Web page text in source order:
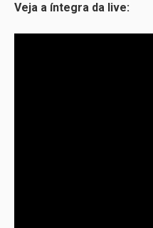
Veja a íntegra da live: